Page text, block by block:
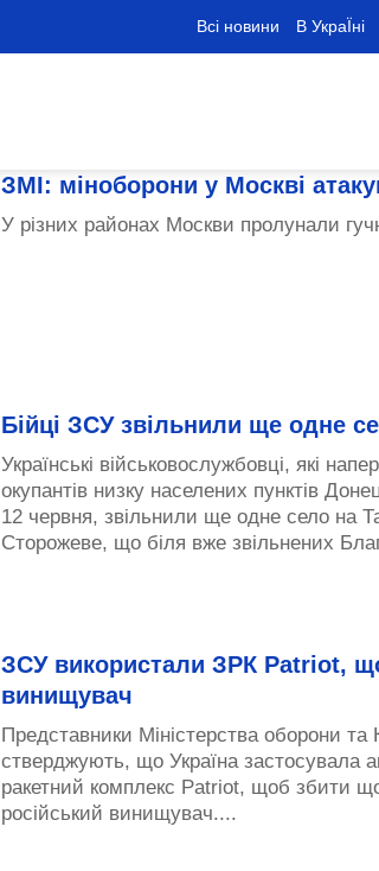
Всі новини В УкраЇні
ЗМІ: міноборони у Москві
У різних районах Москви пролунали
Бійці ЗСУ звільнили ще одне
Українські військовослужбовці, які
окупантів низку населених пунктів
12 червня, звільнили ще одне село на
Сторожеве, що біля вже звільнених
ЗСУ використали ЗРК Patriot,
винищувач
Представники Міністерства оборони
стверджують, що Україна застосувала
ракетний комплекс Patriot, щоб збити
російський винищувач....